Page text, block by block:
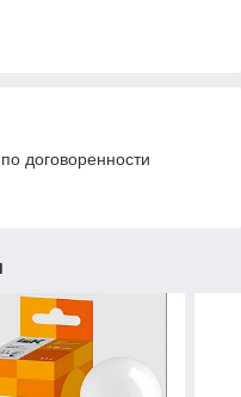
договоренности